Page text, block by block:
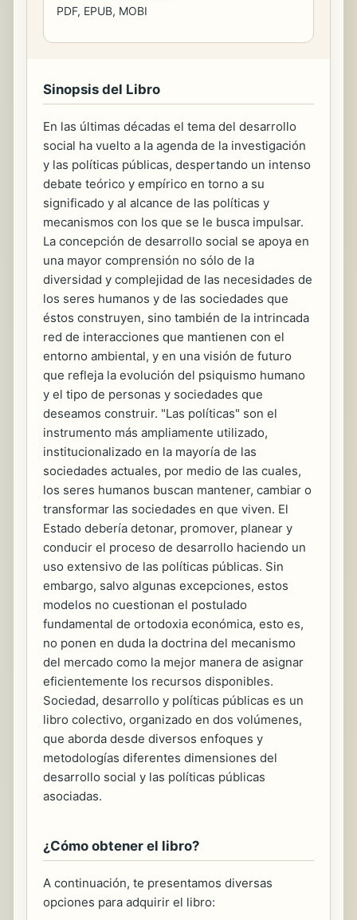
PDF, EPUB, MOBI
Sinopsis del Libro
En las últimas décadas el tema del desarrollo
social ha vuelto a la agenda de la investigación
y las políticas públicas, despertando un intenso
debate teórico y empírico en torno a su
significado y al alcance de las políticas y
mecanismos con los que se le busca impulsar.
La concepción de desarrollo social se apoya en
una mayor comprensión no sólo de la
diversidad y complejidad de las necesidades de
los seres humanos y de las sociedades que
éstos construyen, sino también de la intrincada
red de interacciones que mantienen con el
entorno ambiental, y en una visión de futuro
que refleja la evolución del psiquismo humano
y el tipo de personas y sociedades que
deseamos construir. "Las políticas" son el
instrumento más ampliamente utilizado,
institucionalizado en la mayoría de las
sociedades actuales, por medio de las cuales,
los seres humanos buscan mantener, cambiar o
transformar las sociedades en que viven. El
Estado debería detonar, promover, planear y
conducir el proceso de desarrollo haciendo un
uso extensivo de las políticas públicas. Sin
embargo, salvo algunas excepciones, estos
modelos no cuestionan el postulado
fundamental de ortodoxia económica, esto es,
no ponen en duda la doctrina del mecanismo
del mercado como la mejor manera de asignar
eficientemente los recursos disponibles.
Sociedad, desarrollo y políticas públicas es un
libro colectivo, organizado en dos volúmenes,
que aborda desde diversos enfoques y
metodologías diferentes dimensiones del
desarrollo social y las políticas públicas
asociadas.
¿Cómo obtener el libro?
A continuación, te presentamos diversas
opciones para adquirir el libro: